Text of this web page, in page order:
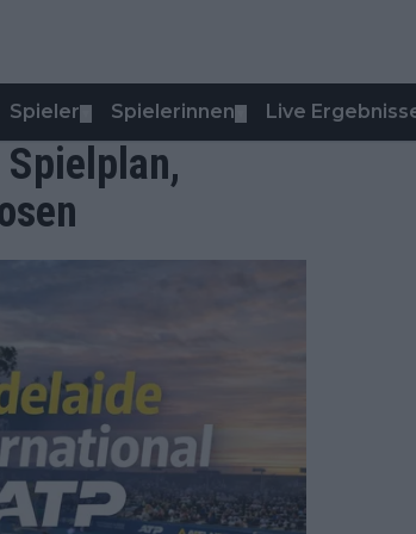
Spieler Spielerinnen Live